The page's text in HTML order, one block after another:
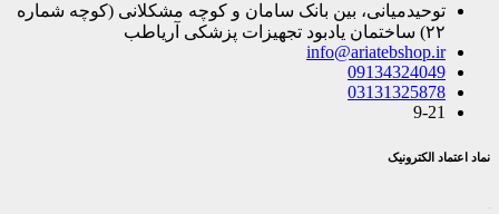
توحیدمیانی، بین بانک سامان و کوچه مشکلانی (کوچه شماره
۲۲) ساختمان یادبود تجهیزات پزشکی آریاطب
info@ariatebshop.ir
09134324049
03131325878
9-21
نماد اعتماد الکترونیک